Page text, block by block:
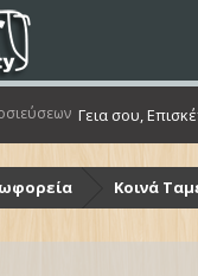
Γεια σου,
Κοινά